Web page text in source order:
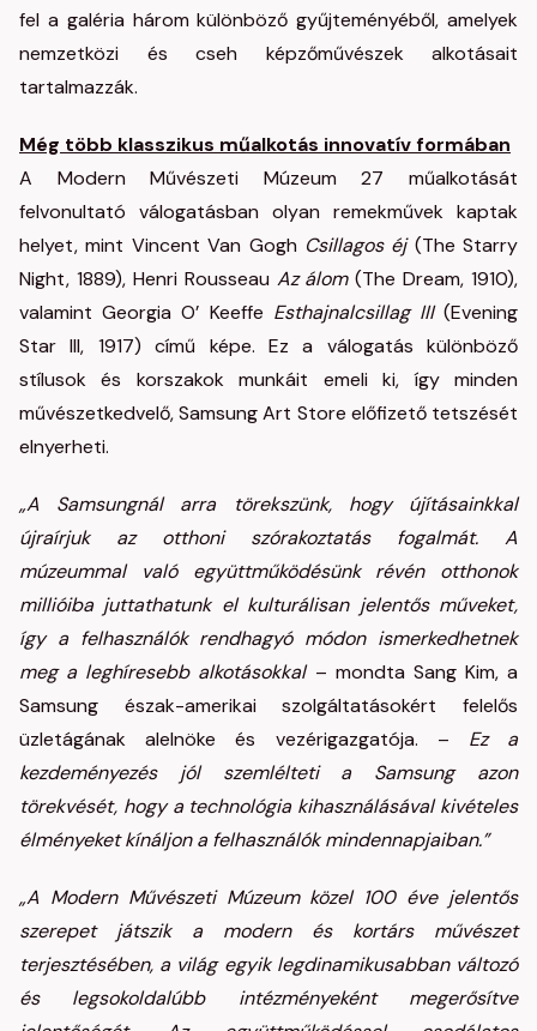
fel a galéria három különböző gyűjteményéből, amelyek
nemzetközi és cseh képzőművészek alkotásait
tartalmazzák.
Még több klasszikus műalkotás innovatív formában
A Modern Művészeti Múzeum 27 műalkotását
felvonultató válogatásban olyan remekművek kaptak
helyet, mint Vincent Van Gogh Csillagos éj(The Starry
Night, 1889), Henri Rousseau Az álom(The Dream, 1910),
valamint Georgia O’ Keeffe Esthajnalcsillag III(Evening
Star III, 1917) című képe. Ez a válogatás különböző
stílusok és korszakok munkáit emeli ki, így minden
művészetkedvelő, Samsung Art Store előfizető tetszését
elnyerheti.
„A Samsungnál arra törekszünk, hogy újításainkkal
újraírjuk az otthoni szórakoztatás fogalmát. A
múzeummal való együttműködésünk révén otthonok
millióiba juttathatunk el kulturálisan jelentős műveket,
így a felhasználók rendhagyó módon ismerkedhetnek
meg a leghíresebb alkotásokkal– mondta Sang Kim, a
Samsung észak-amerikai szolgáltatásokért felelős
üzletágának alelnöke és vezérigazgatója. – Ez a
kezdeményezés jól szemlélteti a Samsung azon
törekvését, hogy a technológia kihasználásával kivételes
élményeket kínáljon a felhasználók mindennapjaiban.”
„A Modern Művészeti Múzeum közel 100 éve jelentős
szerepet játszik a modern és kortárs művészet
terjesztésében, a világ egyik legdinamikusabban változó
és legsokoldalúbb intézményeként megerősítve